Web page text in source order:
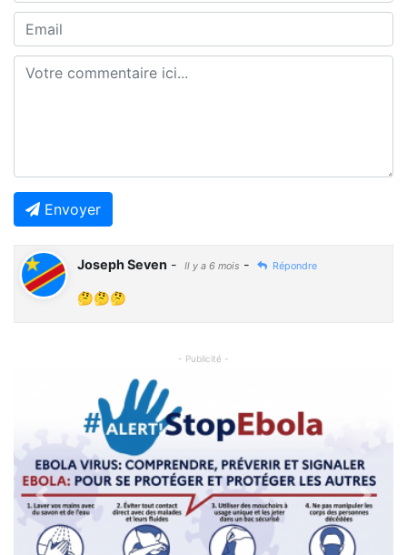
Envoyer
Joseph Seven - Il y a 6 mois - Répondre
🤔🤔🤔
- Publicité -
Previous Next